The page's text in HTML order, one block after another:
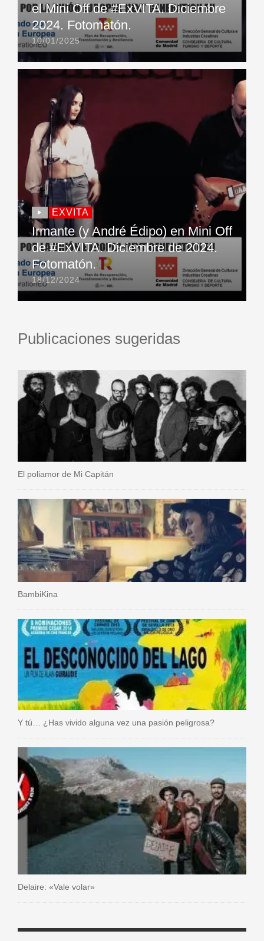
el Mini Off de #ExVITA. Diciembre
2024. Fotomatón.
10/01/2025
EXVITA
Irmante (y André Édipo) en Mini Off
de #ExVITA. Diciembre de 2024.
Fotomatón.
18/12/2024
Publicaciones sugeridas
El poliamor de Mi Capitán
BambiKina
Y tú… ¿Has vivido alguna vez una pasión peligrosa?
Delaire: «Vale volar»